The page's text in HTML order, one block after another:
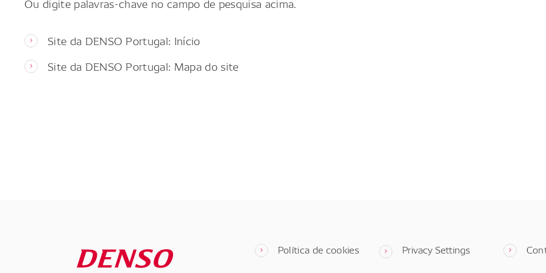
Site da DENSO Portugal: Início
Site da DENSO Portugal: Mapa do site
Política de cookies Privacy Settings